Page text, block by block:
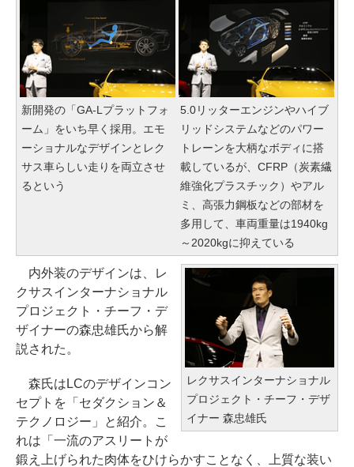
新開発の「GA-Lプラットフォ
ーム」をいち早く採用。エモ
ーショナルなデザインとレク
サス車らしい走りを両立させ
るという
5.0リッターエンジンやハイブ
リッドシステムなどのパワー
トレーンを大柄なボディに搭
載しているが、CFRP（炭素繊
維強化プラスチック）やアル
ミ、高張力鋼板などの部材を
多用して、車両重量は1940kg
～2020kgに抑えている
レクサスインターナショナル
プロジェクト・チーフ・デザ
イナー 森忠雄氏
内外装のデザインは、レ
クサスインターナショナル
プロジェクト・チーフ・デ
ザイナーの森忠雄氏から解
説された。
森氏はLCのデザインコン
セプトを「セダクション＆
テクノロジー」と紹介。こ
れは「一流のアスリートが
鍛え上げられた肉体をひけらかすことなく、上質な装い